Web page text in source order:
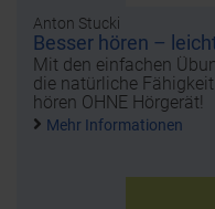
Anton Stucki
Besser hören –
Mit den einfachen
die natürliche
hören OHNE Hörgerät!
Mehr Informationen